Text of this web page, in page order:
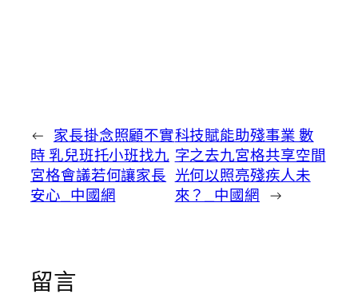
← 家長掛念照顧不實
時 乳兒班托小班找九
宮格會議若何讓家長
安心_中國網
科技賦能助殘事業 數
字之去九宮格共享空間
光何以照亮殘疾人未
來？_中國網 →
留言